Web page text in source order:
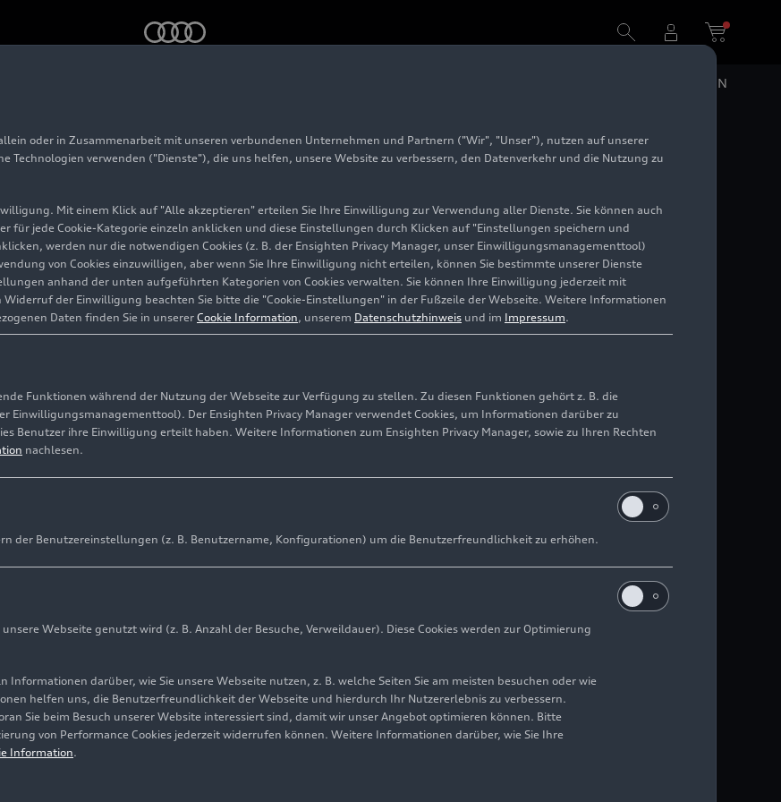
EN
filtern CO aus der
AG
honorarfrei
oder in Zusammenarbeit mit unseren verbundenen Unternehmen und Partnern ("Wir", "Unser"), nutzen auf unserer
Technologien verwenden ("Dienste"), die uns helfen, unsere Website zu verbessern, den Datenverkehr und die Nutzung zu
Mit einem Klick auf "Alle akzeptieren" erteilen Sie Ihre Einwilligung zur Verwendung aller Dienste. Sie können auch
für jede Cookie-Kategorie einzeln anklicken und diese Einstellungen durch Klicken auf "Einstellungen speichern und
werden nur die notwendigen Cookies (z. B. der Ensighten Privacy Manager, unser Einwilligungsmanagementtool)
von Cookies einzuwilligen, aber wenn Sie Ihre Einwilligung nicht erteilen, können Sie bestimmte unserer Dienste
anhand der unten aufgeführten Kategorien von Cookies verwalten. Sie können Ihre Einwilligung jederzeit mit
der Einwilligung beachten Sie bitte die "Cookie-Einstellungen" in der Fußzeile der Webseite. Weitere Informationen
Daten finden Sie in unserer Cookie Information, unserem Datenschutzhinweis und im Impressum.
Funktionen während der Nutzung der Webseite zur Verfügung zu stellen. Zu diesen Funktionen gehört z. B. die
Einwilligungsmanagementtool). Der Ensighten Privacy Manager verwendet Cookies, um Informationen darüber zu
Benutzer ihre Einwilligung erteilt haben. Weitere Informationen zum Ensighten Privacy Manager, sowie zu Ihren Rechten
nachlesen.
der Benutzereinstellungen (z. B. Benutzername, Konfigurationen) um die Benutzerfreundlichkeit zu erhöhen.
Webseite genutzt wird (z. B. Anzahl der Besuche, Verweildauer). Diese Cookies werden zur Optimierung
darüber, wie Sie unsere Webseite nutzen, z. B. welche Seiten Sie am meisten besuchen oder wie
helfen uns, die Benutzerfreundlichkeit der Webseite und hierdurch Ihr Nutzererlebnis zu verbessern.
Sie beim Besuch unserer Website interessiert sind, damit wir unser Angebot optimieren können. Bitte
von Performance Cookies jederzeit widerrufen können. Weitere Informationen darüber, wie Sie Ihre
Information.